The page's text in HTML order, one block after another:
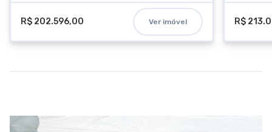
R$ 202.596,00 Ver imóvel R$